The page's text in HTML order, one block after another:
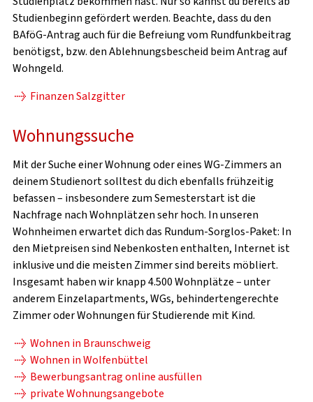
Studienbeginn gefördert werden. Beachte, dass du den
BAföG-Antrag auch für die Befreiung vom Rundfunkbeitrag
benötigst, bzw. den Ablehnungsbescheid beim Antrag auf
Wohngeld.
Finanzen Salzgitter
Wohnungssuche
Mit der Suche einer Wohnung oder eines WG-Zimmers an
deinem Studienort solltest du dich ebenfalls frühzeitig
befassen – insbesondere zum Semesterstart ist die
Nachfrage nach Wohnplätzen sehr hoch. In unseren
Wohnheimen erwartet dich das Rundum-Sorglos-Paket: In
den Mietpreisen sind Nebenkosten enthalten, Internet ist
inklusive und die meisten Zimmer sind bereits möbliert.
Insgesamt haben wir knapp 4.500 Wohnplätze – unter
anderem Einzelapartments, WGs, behindertengerechte
Zimmer oder Wohnungen für Studierende mit Kind.
Wohnen in Braunschweig
Wohnen in Wolfenbüttel
Bewerbungsantrag online ausfüllen
private Wohnungsangebote